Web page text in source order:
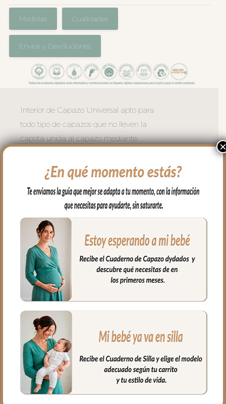
Medidas Cualidades
Envíos y Devoluciones
Interior de Capazo Universal apto para
todo tipo de capazos que no lleven la
capota unida al capazo mediante
Vuelve el borde del todo el capazo.
En la zona del asa de la capota con tiras
para ajustar bien.
Este interior en tejido estampado, lleva
relleno en todo el lateral, vuelve el aro en
todo el capazo. El colchón siempre va
encima. Necesitas bajera o sabanita.
**No incluye bajera.
En la zona del asa de la capota se ajusta
con lazos.
siempre agua fría, jabones no abrasivos y
secado al natural.
Medidas:
Largo: 76 cm
Alto 23 cm
Ancho 32 cm
×